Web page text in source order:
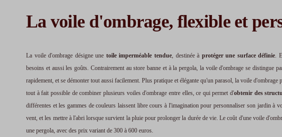
La voile d'ombrage, flexible et
La voile d'ombrage désigne une toile imperméable tendue , destinée à protéger une surface définie .
besoins et aussi les goûts. Contrairement au store banne et à la pergola, la voile d'ombrage se distingue
rapidement, et se démonter tout aussi facilement. Plus pratique et élégante qu'un parasol, la voile d'ombrage
tout à fait possible de combiner plusieurs voiles d'ombrage entre elles, ce qui permet d'obtenir des
différentes et les gammes de couleurs laissent libre cours à l'imagination pour personnaliser son jardin à
vent, et les mettre à l'abri lorsque survient la pluie pour prolonger la durée de vie. Le coût d'une voile
une pergola, avec des prix variant de 300 à 600 euros.